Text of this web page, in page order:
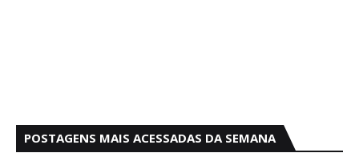
POSTAGENS MAIS ACESSADAS DA SEMANA